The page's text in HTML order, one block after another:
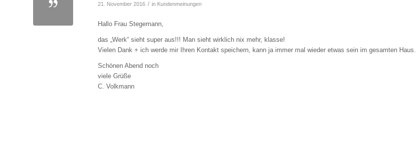
21. November 2016 / in Kundenmeinungen
Hallo Frau Stegemann,
das „Werk“ sieht super aus!!! Man sieht wirklich nix mehr, klasse!
Vielen Dank + ich werde mir Ihren Kontakt speichern, kann ja immer mal wieder etwas sein im gesamten Haus.
Schönen Abend noch
viele Grüße
C. Volkmann